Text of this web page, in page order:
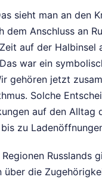
sieht man an den
dem Anschluss an
auf der Halbinsel
war ein
gehören jetzt
Solche
auf den Alltag
zu
Russlands
über die